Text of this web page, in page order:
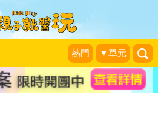
熱門 ▼單元
，看不厭、望不盡的
厭亭
08-26